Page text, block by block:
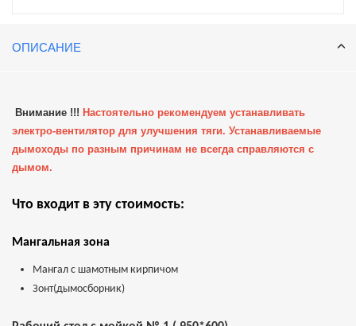
ОПИСАНИЕ
Внимание !!! Настоятельно рекомендуем устанавливать
электро-вентилятор для улучшения тяги. Устанавливаемые
дымоходы по разным причинам не всегда справляются с
дымом.
Что входит в эту стоимость:
Мангальная зона
Мангал с шамотным кирпичом
Зонт(дымосборник)